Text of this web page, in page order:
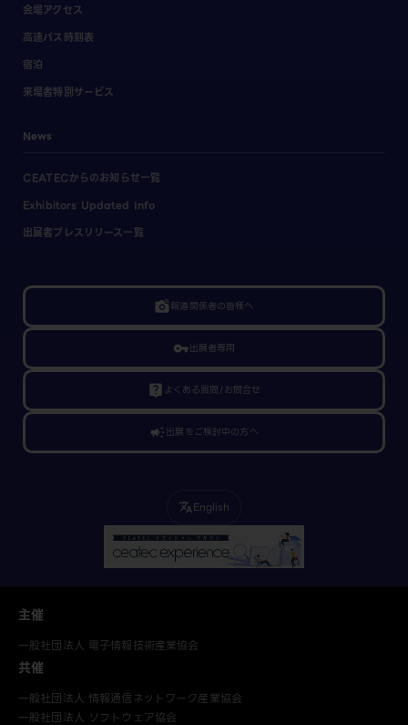
会場アクセス
高速バス時刻表
宿泊
来場者特別サービス
News
CEATECからのお知らせ一覧
Exhibitors Updated Info
出展者プレスリリース一覧
linked_camera報道関係者の皆様へ
vpn_key出展者専用
live_help よくある質問/お問合せ
campaign出展をご検討中の方へ
translateEnglish
主催
一般社団法人 電子情報技術産業協会
共催
一般社団法人 情報通信ネットワーク産業協会
一般社団法人 ソフトウェア協会